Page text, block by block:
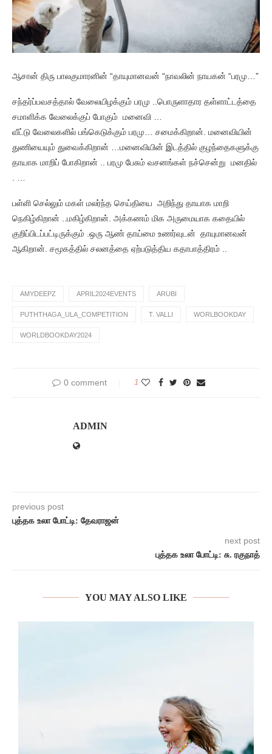
ஆசான் திரு பாலகுமாரனின் “தாயுமானவன் “நாவலின் நாயகன் “பரமு…”
சந்தர்ப்பவசத்தால் வேலையிழக்கும் பரமு ..பொருளாதார தள்ளாட்டத்தை
சமாளிக்க வேலைக்குப் போகும் மனைவி …
வீட்டு வேலைகளில் பங்கெடுக்கும் பரமு… சமைக்கிறான். மனைவியின்
துணியையும் துவைக்கிறான் …மனைவியின் இடத்தில் குழந்தைகளுக்கு
தாயாக மாறிப் போகிறான் .. பரமு பேசும் வசனங்கள் நச்சென்று மனதில்
பள்ளி செல்லும் மகள் மலர்ந்த செய்தியை அறிந்து தாயாக மாறி
நெகிழ்கிறான் ..மகிழ்கிறான். அக்கணம் மிக அருமையாக கதையில்
குறிப்பிடப்பட்டிருக்கும் .ஒரு ஆண் தாய்மை உணர்வுடன் தாயுமானவன்
ஆகிறான். சமூகத்தில் சலனத்தை ஏற்படுத்திய கதாபாத்திரம் ..
AMYDEEPZ APRIL2024EVENTS ARUBI
PUTHTHAGA_ULA_COMPETITION T. VALLI WORLBOOKDAY
WORLDBOOKDAY2024
0 comment 1
ADMIN
previous post
புத்தக உலா போட்டி: தேவராஜன்
next post
புத்தக உலா போட்டி: சு. ரகுநாத்
YOU MAY ALSO LIKE